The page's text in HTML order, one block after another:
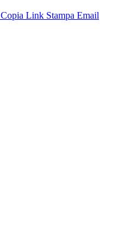
Copia Link Stampa Email